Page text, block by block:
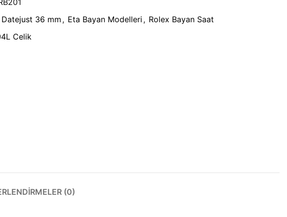
Datejust 36 mm , Eta Bayan Modelleri , Rolex Bayan Saat
Celik
(0)